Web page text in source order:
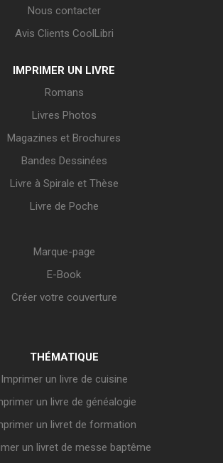
Nous contacter
Avis Clients CoolLibri
IMPRIMER UN LIVRE
Romans
Livres Photos
Magazines et Brochures
Bandes Dessinées
Livre à Spirale et Thèse
Livre de Poche
Marque-page
E-Book
Créer votre couverture
THÉMATIQUE
Imprimer un livre de cuisine
un livre de généalogie
un livret de formation
un livret de messe baptême